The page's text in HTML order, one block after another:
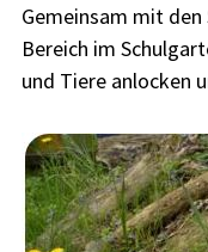
Gemeinsam mit den
Bereich im
und Tiere anlocken